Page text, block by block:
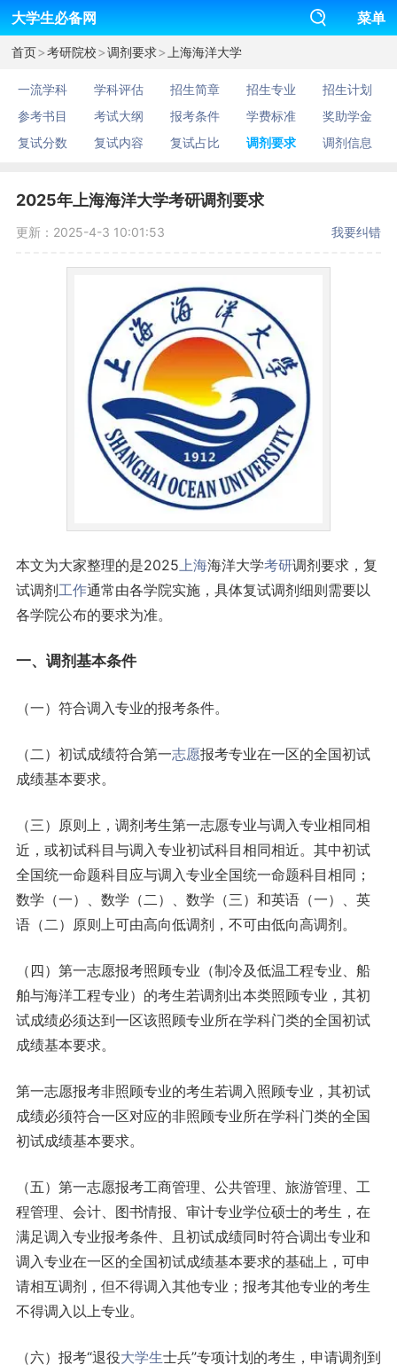
大学生必备网 菜单
首页>考研院校>调剂要求> 上海海洋大学
一流学科 学科评估 招生简章 招生专业
招生计划
参考书目
考试大纲 报考条件 学费标准
奖助学金
复试分数
复试内容 复试占比 调剂要求 调剂信息
2025年上海海洋大学考研调剂要求
更新：2025-4-3 10:01:53 我要纠错
本文为大家整理的是2025上海海洋大学考研调剂要求，复
试调剂工作通常由各学院实施，具体复试调剂细则需要以
各学院公布的要求为准。
一、调剂基本条件
（一）符合调入专业的报考条件。
（二）初试成绩符合第一志愿报考专业在一区的全国初试
成绩基本要求。
（三）原则上，调剂考生第一志愿专业与调入专业相同相
近，或初试科目与调入专业初试科目相同相近。其中初试
全国统一命题科目应与调入专业全国统一命题科目相同；
数学（一）、数学（二）、数学（三）和英语（一）、英
语（二）原则上可由高向低调剂，不可由低向高调剂。
（四）第一志愿报考照顾专业（制冷及低温工程专业、船
舶与海洋工程专业）的考生若调剂出本类照顾专业，其初
试成绩必须达到一区该照顾专业所在学科门类的全国初试
成绩基本要求。
第一志愿报考非照顾专业的考生若调入照顾专业，其初试
成绩必须符合一区对应的非照顾专业所在学科门类的全国
初试成绩基本要求。
（五）第一志愿报考工商管理、公共管理、旅游管理、工
程管理、会计、图书情报、审计专业学位硕士的考生，在
满足调入专业报考条件、且初试成绩同时符合调出专业和
调入专业在一区的全国初试成绩基本要求的基础上，可申
请相互调剂，但不得调入其他专业；报考其他专业的考生
不得调入以上专业。
（六）报考“退役大学生士兵”专项计划的考生，申请调剂到